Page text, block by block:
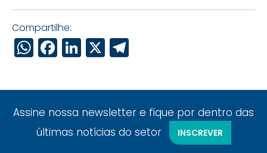
Compartilhe:
WhatsApp
Facebook
LinkedIn
X
Assine nossa newsletter e fique por dentro das
últimas notícias do setor
INSCREVER